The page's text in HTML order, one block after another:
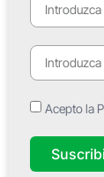
Acepto la